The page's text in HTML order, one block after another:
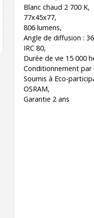
Blanc chaud 2 700 K,
77x45x77,
806 lumens,
Angle de diffusion :
IRC 80,
Durée de vie 15 000
Conditionnement par
Soumis à Eco-
OSRAM,
Garantie 2 ans